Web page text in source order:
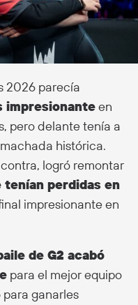
2026 parecía
impresionanteen
pero delante tenía a
histórica.
logró remontar
tenían perdidas en
impresionante en
de G2 acabó
para el mejor equipo
ganarles